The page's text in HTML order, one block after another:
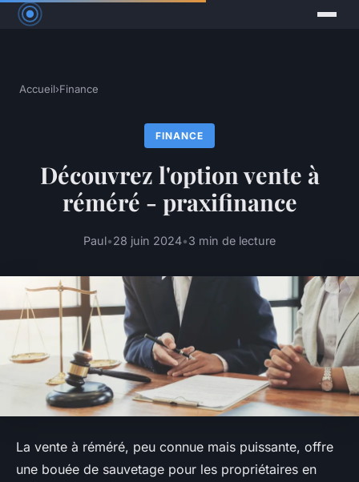
Accueil›Finance
FINANCE
Découvrez l'option vente à
réméré - praxifinance
Paul•28 juin 2024•3 min de lecture
La vente à réméré, peu connue mais puissante, offre
une bouée de sauvetage pour les propriétaires en